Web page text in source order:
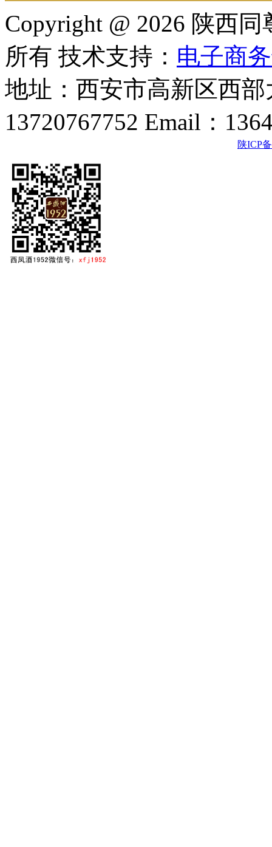
Copyright @ 2026 陕西
所有 技术支持： 电子商
地址：西安市高新区西
13720767752 Email：
陕ICP